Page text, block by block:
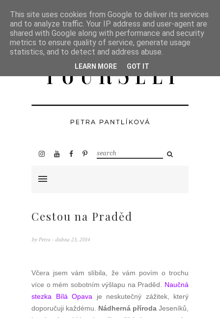
Cestou na Praděd
by Petra - dubna 23, 2014
Včera jsem vám slíbila, že vám povím o trochu
více o mém sobotním výšlapu na Praděd. Naučná
stezka Bílá Opava je neskutečný zážitek, který
doporučuji každému. Nádherná příroda Jeseníků,
This site uses cookies from Google to deliver its services
and to analyze traffic. Your IP address and user-agent are
shared with Google along with performance and security
metrics to ensure quality of service, generate usage
statistics, and to detect and address abuse.
LEARN MORE GOT IT